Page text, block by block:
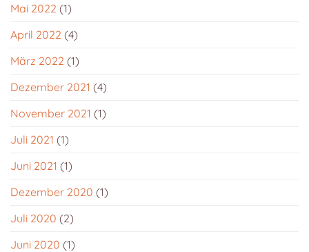
Mai 2022 (1)
April 2022 (4)
März 2022 (1)
Dezember 2021 (4)
November 2021 (1)
Juli 2021 (1)
Juni 2021 (1)
Dezember 2020 (1)
Juli 2020 (2)
Juni 2020 (1)